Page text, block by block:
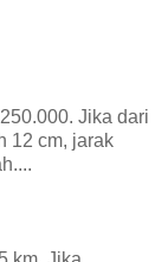
Jika dari
12 cm, jarak